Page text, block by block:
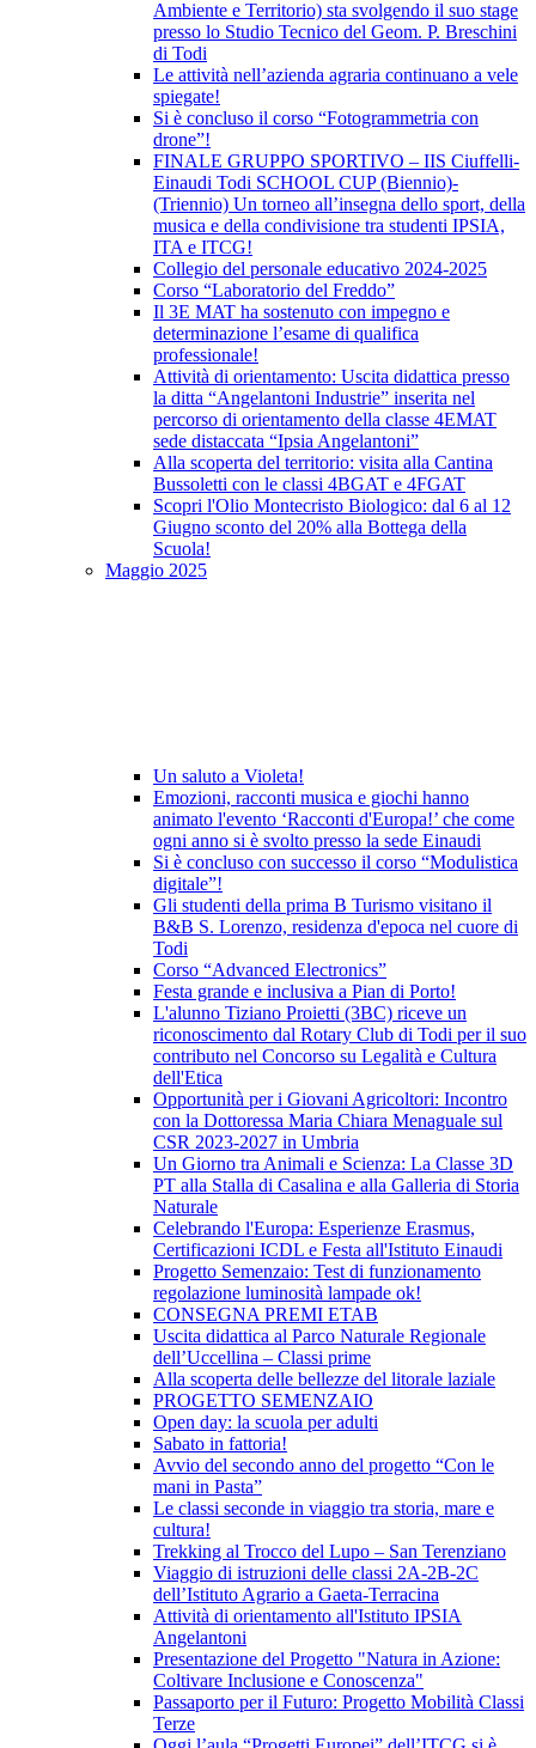
Ambiente e Territorio) sta svolgendo il suo stage
presso lo Studio Tecnico del Geom. P. Breschini
di Todi
Le attività nell’azienda agraria continuano a vele
spiegate!
Si è concluso il corso “Fotogrammetria con
drone”!
FINALE GRUPPO SPORTIVO – IIS Ciuffelli-
Einaudi Todi SCHOOL CUP (Biennio)-
(Triennio) Un torneo all’insegna dello sport, della
musica e della condivisione tra studenti IPSIA,
ITA e ITCG!
Collegio del personale educativo 2024-2025
Corso “Laboratorio del Freddo”
Il 3E MAT ha sostenuto con impegno e
determinazione l’esame di qualifica
professionale!
Attività di orientamento: Uscita didattica presso
la ditta “Angelantoni Industrie” inserita nel
percorso di orientamento della classe 4EMAT
sede distaccata “Ipsia Angelantoni”
Alla scoperta del territorio: visita alla Cantina
Bussoletti con le classi 4BGAT e 4FGAT
Scopri l'Olio Montecristo Biologico: dal 6 al 12
Giugno sconto del 20% alla Bottega della
Scuola!
Maggio 2025
Un saluto a Violeta!
Emozioni, racconti musica e giochi hanno
animato l'evento ‘Racconti d'Europa!’ che come
ogni anno si è svolto presso la sede Einaudi
Si è concluso con successo il corso “Modulistica
digitale”!
Gli studenti della prima B Turismo visitano il
B&B S. Lorenzo, residenza d'epoca nel cuore di
Todi
Corso “Advanced Electronics”
Festa grande e inclusiva a Pian di Porto!
L'alunno Tiziano Proietti (3BC) riceve un
riconoscimento dal Rotary Club di Todi per il suo
contributo nel Concorso su Legalità e Cultura
dell'Etica
Opportunità per i Giovani Agricoltori: Incontro
con la Dottoressa Maria Chiara Menaguale sul
CSR 2023-2027 in Umbria
Un Giorno tra Animali e Scienza: La Classe 3D
PT alla Stalla di Casalina e alla Galleria di Storia
Naturale
Celebrando l'Europa: Esperienze Erasmus,
Certificazioni ICDL e Festa all'Istituto Einaudi
Progetto Semenzaio: Test di funzionamento
regolazione luminosità lampade ok!
CONSEGNA PREMI ETAB
Uscita didattica al Parco Naturale Regionale
dell’Uccellina – Classi prime
Alla scoperta delle bellezze del litorale laziale
PROGETTO SEMENZAIO
Open day: la scuola per adulti
Sabato in fattoria!
Avvio del secondo anno del progetto “Con le
mani in Pasta”
Le classi seconde in viaggio tra storia, mare e
cultura!
Trekking al Trocco del Lupo – San Terenziano
Viaggio di istruzioni delle classi 2A-2B-2C
dell’Istituto Agrario a Gaeta-Terracina
Attività di orientamento all'Istituto IPSIA
Angelantoni
Presentazione del Progetto "Natura in Azione:
Coltivare Inclusione e Conoscenza"
Passaporto per il Futuro: Progetto Mobilità Classi
Terze